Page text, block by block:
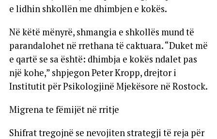
e lidhin shkollën me dhimbjen e kokës.
Në këtë mënyrë, shmangia e shkollës mund të
parandalohet në rrethana të caktuara. “Duket më
e qartë se sa është: dhimbja e kokës ndalet pas
një kohe,” shpjegon Peter Kropp, drejtor i
Institutit për Psikologjinë Mjekësore në Rostock.
Migrena te fëmijët në rritje
Shifrat tregojnë se nevojiten strategji të reja për